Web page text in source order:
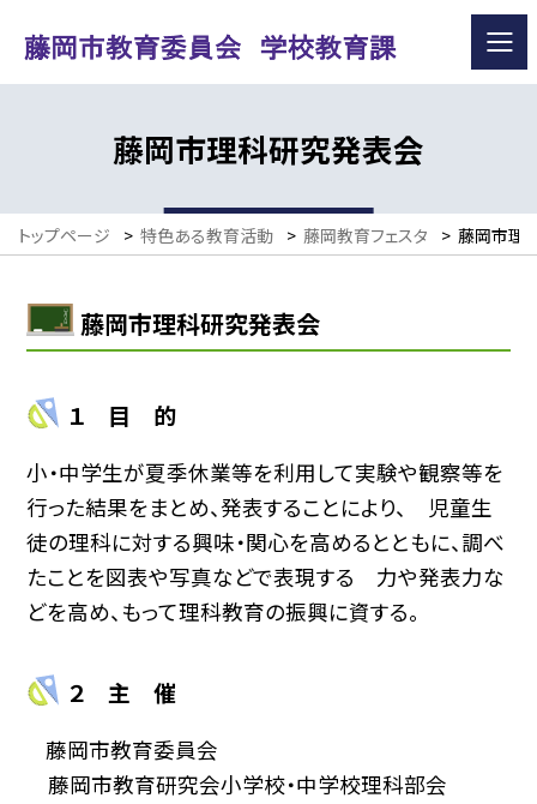
藤岡市理科研究発表会
トップページ > 特色ある教育活動 > 藤岡教育フェスタ > 藤岡市理
藤岡市理科研究発表会
１ 目 的
小・中学生が夏季休業等を利用して実験や観察等を
行った結果をまとめ、発表することにより、 児童生
徒の理科に対する興味・関心を高めるとともに、調べ
たことを図表や写真などで表現する 力や発表力な
どを高め、もって理科教育の振興に資する。
２ 主 催
藤岡市教育委員会
藤岡市教育研究会小学校・中学校理科部会